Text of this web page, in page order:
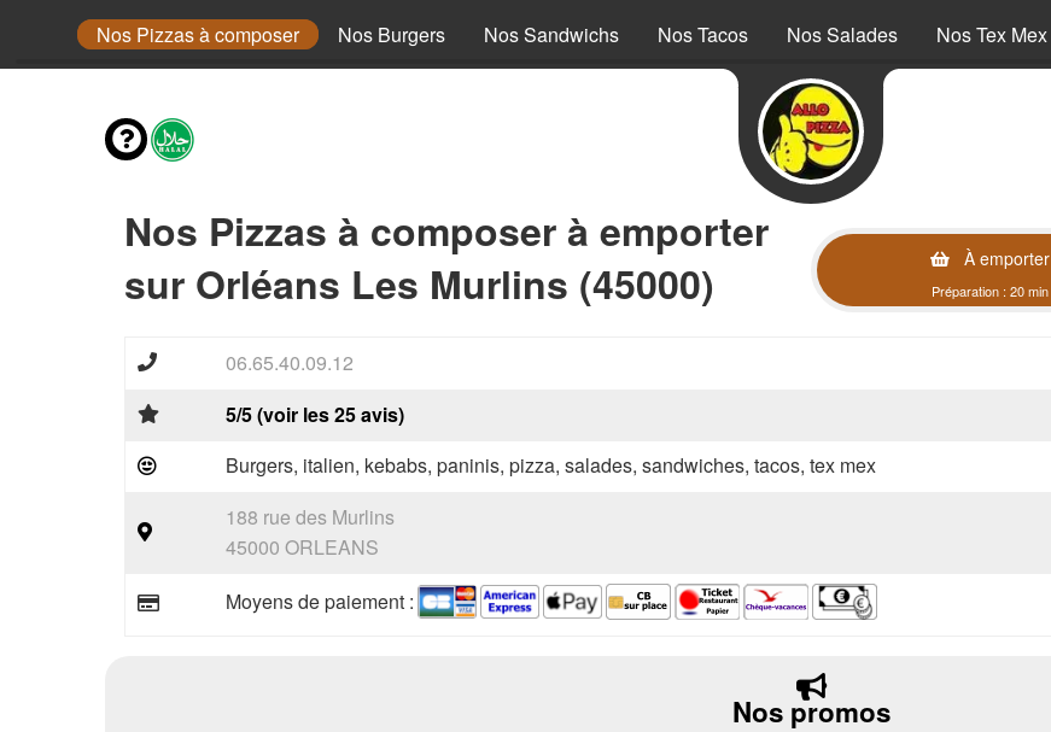
Nos Pizzas à composer Nos Burgers Nos Sandwichs Nos Tacos Nos Salades Nos Tex Mex
Nos Pizzas à composer à emporter
sur Orléans Les Murlins (45000)
À emporter
Préparation : 20 min
06.65.40.09.12
5/5 (voir les 25 avis)
Burgers, italien, kebabs, paninis, pizza, salades, sandwiches, tacos, tex mex
188 rue des Murlins
45000 ORLEANS
Moyens de paiement :
Nos promos